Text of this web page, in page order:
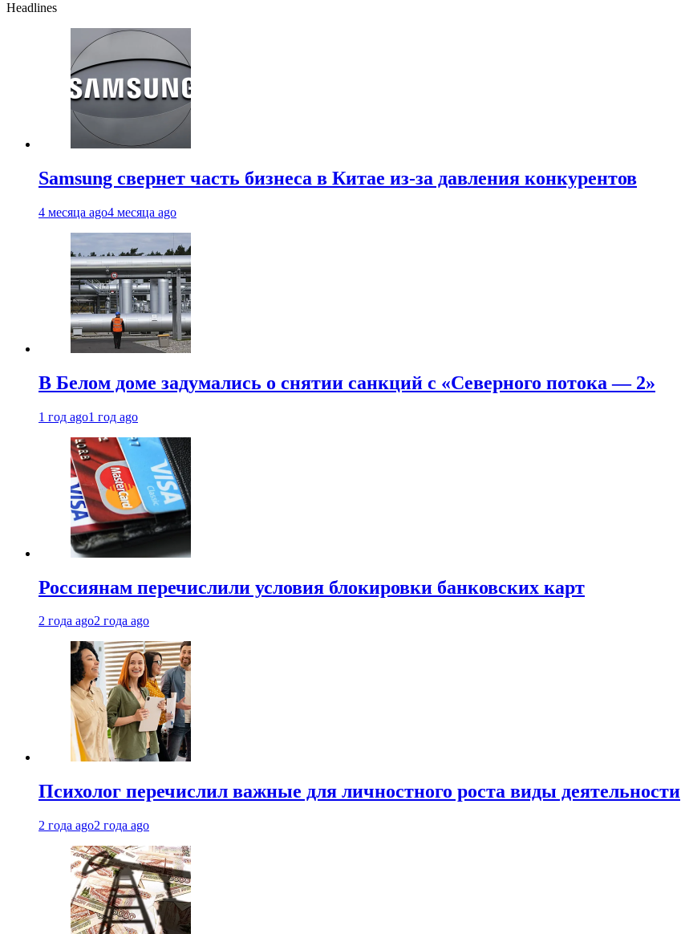
Headlines
Samsung свернет часть бизнеса в Китае из-за давления конкурентов
4 месяца ago4 месяца ago
В Белом доме задумались о снятии санкций с «Северного потока — 2»
1 год ago1 год ago
Россиянам перечислили условия блокировки банковских карт
2 года ago2 года ago
Психолог перечислил важные для личностного роста виды деятельности
2 года ago2 года ago